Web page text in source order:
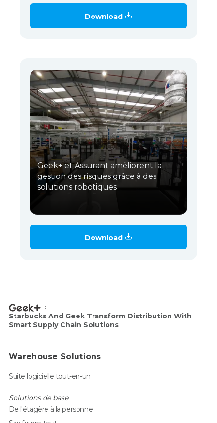
Download
Geek+ et Assurant améliorent la
gestion des risques grâce à des
solutions robotiques
Download
Starbucks And Geek Transform Distribution With
Smart Supply Chain Solutions
Warehouse Solutions
Suite logicielle tout-en-un
Solutions de base
De l'étagère à la personne